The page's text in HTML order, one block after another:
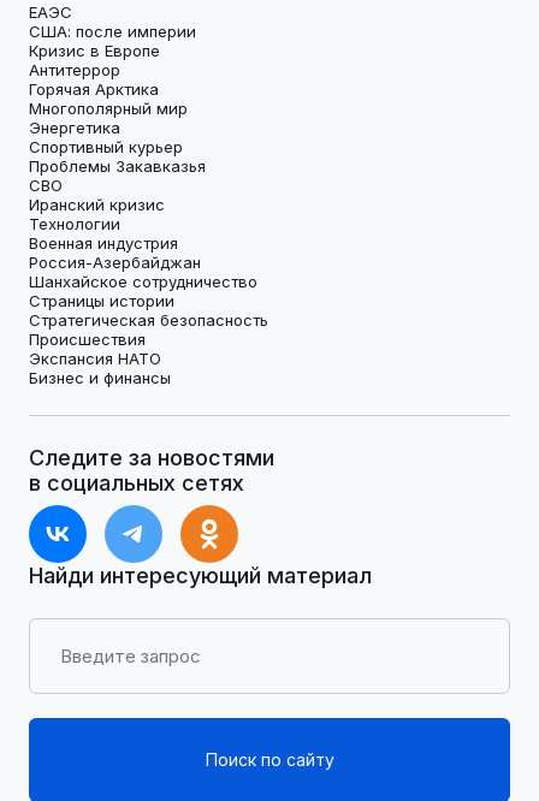
ЕАЭС
США: после империи
Кризис в Европе
Антитеррор
Горячая Арктика
Многополярный мир
Энергетика
Спортивный курьер
Проблемы Закавказья
СВО
Иранский кризис
Технологии
Военная индустрия
Россия-Азербайджан
Шанхайское сотрудничество
Страницы истории
Стратегическая безопасность
Происшествия
Экспансия НАТО
Бизнес и финансы
Следите за новостями
в социальных сетях
Найди интересующий материал
Поиск по сайту